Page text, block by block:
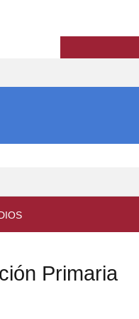
Primaria